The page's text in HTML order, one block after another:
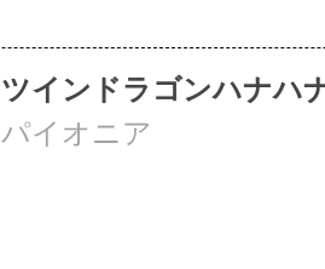
ツインドラゴンハナハ
パイオニア